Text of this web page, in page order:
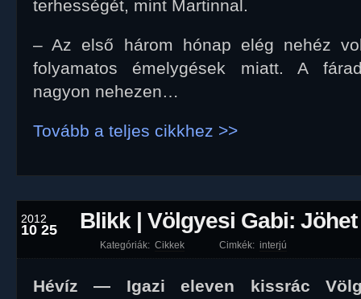
terhességét, mint Martinnal.
– Az első három hónap elég nehéz
folyamatos émelygések miatt. A
nagyon nehezen…
Tovább a teljes cikkhez >>
2012
10 25 Blikk | Völgyesi Gabi:
Kategóriák: Cikkek Cimkék: interjú
Hévíz — Igazi eleven kissrác